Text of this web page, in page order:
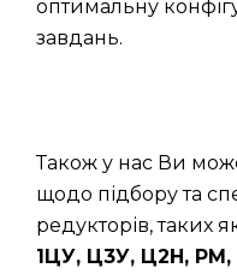
оптимальну
завдань.
Також у нас Ви
щодо підбору та
редукторів, таких
1ЦУ, Ц3У, Ц2Н,